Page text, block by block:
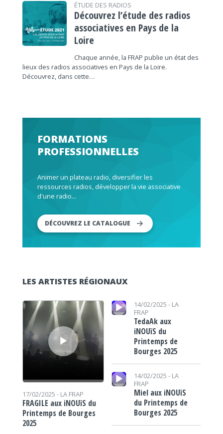
ÉTUDE DES RADIOS
Découvrez l’étude des radios
associatives en Pays de la
Loire
Chaque année, la FRAP publie un état des
lieux des radios associatives en Pays de la Loire.
Découvrez, dans cette…
FORMATIONS
PROFESSIONNELLES
Animer un plateau radio, diversifier les
ressources radios, développer la vie associative
d'une radio...
DÉCOUVREZ LE CATALOGUE
LES ARTISTES RÉGIONAUX
Lecteur audio
17/02/2025 - LA FRAP
FRAGILE aux iNOUïS du
Printemps de Bourges
2025
Lecteur audio 14/02/2025 - LA
FRAP
TedaAk aux
iNOUïS du
Printemps de
Bourges 2025
Lecteur audio
14/02/2025 - LA
FRAP
Miel aux iNOUïS
du Printemps de
Bourges 2025